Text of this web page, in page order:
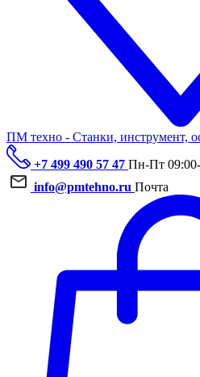
ПМ техно - Станки, инструмент,
+7 499 490 57 47 Пн-Пт
info@pmtehno.ru Почта